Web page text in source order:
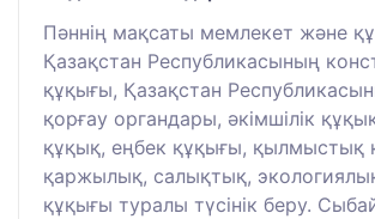
Пәннің мақсаты мемлекет және
Қазақстан Республикасының
құқығы, Қазақстан
қорғау органдары, әкімшілік
құқық, еңбек құқығы, қылмыстық
қаржылық, салықтық,
құқығы туралы түсінік беру.